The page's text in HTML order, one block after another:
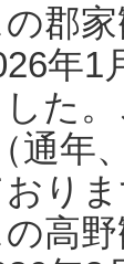
郡
年1
た
通年
り
高